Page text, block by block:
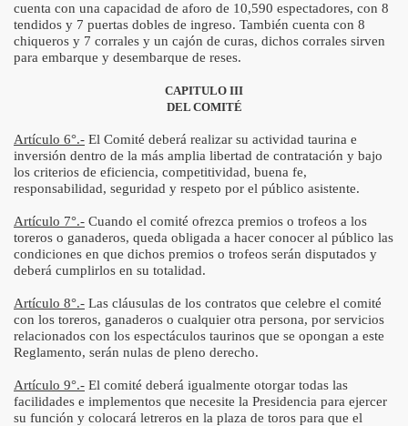
cuenta con una capacidad de aforo de 10,590 espectadores, con 8
tendidos y 7 puertas dobles de ingreso. También cuenta con 8
chiqueros y 7 corrales y un cajón de curas, dichos corrales sirven
para embarque y desembarque de reses.
CAPITULO III
DEL COMITÉ
Artículo 6°.- El Comité deberá realizar su actividad taurina e
inversión dentro de la más amplia libertad de contratación y bajo
los criterios de eficiencia, competitividad, buena fe,
responsabilidad, seguridad y respeto por el público asistente.
Artículo 7°.- Cuando el comité ofrezca premios o trofeos a los
toreros o ganaderos, queda obligada a hacer conocer al público las
condiciones en que dichos premios o trofeos serán disputados y
deberá cumplirlos en su totalidad.
Artículo 8°.- Las cláusulas de los contratos que celebre el comité
con los toreros, ganaderos o cualquier otra persona, por servicios
relacionados con los espectáculos taurinos que se opongan a este
Reglamento, serán nulas de pleno derecho.
Artículo 9°.- El comité deberá igualmente otorgar todas las
facilidades e implementos que necesite la Presidencia para ejercer
su función y colocará letreros en la plaza de toros para que el
en el Perú - 2007
LAS CORRIDAS EN EL PERÚ?